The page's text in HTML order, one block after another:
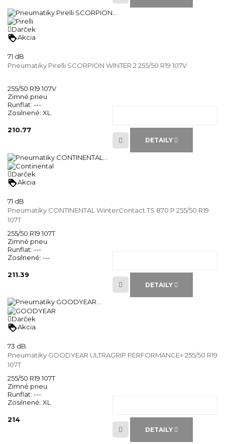
Darček
loyaltyAkcia
71 dB
Pneumatiky Pirelli SCORPION WINTER 2 255/50 R19 107V
255/50 R19 107V
Zimné pneu
Runflat: ---
Zosilnené: XL
210.77
DETAILY
Darček
loyaltyAkcia
71 dB
Pneumatiky CONTINENTAL WinterContact TS 870 P 255/50 R19
107T
255/50 R19 107T
Zimné pneu
Runflat: ---
Zosilnené: ---
211.39
DETAILY
Darček
loyaltyAkcia
73 dB
Pneumatiky GOODYEAR ULTRAGRIP PERFORMANCE+ 255/50 R19
107T
255/50 R19 107T
Zimné pneu
Runflat: ---
Zosilnené: XL
214
DETAILY